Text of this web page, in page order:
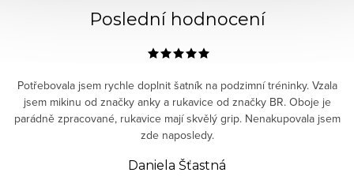
Poslední hodnocení
Potřebovala jsem rychle doplnit šatník na podzimní tréninky. Vzala
jsem mikinu od značky anky a rukavice od značky BR. Oboje je
parádně zpracované, rukavice mají skvělý grip. Nenakupovala jsem
zde naposledy.
Daniela Šťastná